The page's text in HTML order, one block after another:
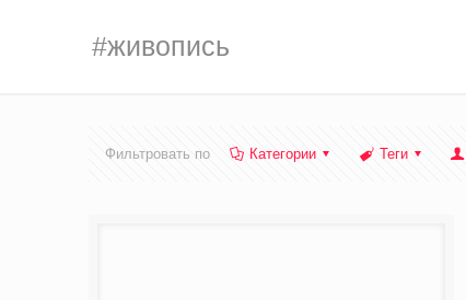
#живопись
Фильтровать по Категории Теги